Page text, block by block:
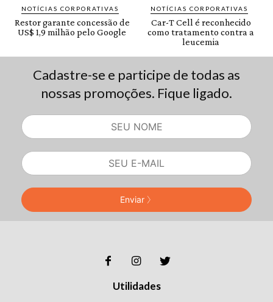
Cadastre-se e participe de todas as
nossas promoções. Fique ligado.
Enviar
Utilidades